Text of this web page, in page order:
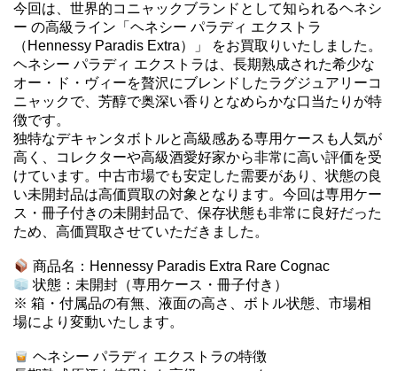
今回は、世界的コニャックブランドとして知られるヘネシ
ー の高級ライン「ヘネシー パラディ エクストラ
（Hennessy Paradis Extra）」 をお買取りいたしました。
ヘネシー パラディ エクストラは、長期熟成された希少な
オー・ド・ヴィーを贅沢にブレンドしたラグジュアリーコ
ニャックで、芳醇で奥深い香りとなめらかな口当たりが特
徴です。
独特なデキャンタボトルと高級感ある専用ケースも人気が
高く、コレクターや高級酒愛好家から非常に高い評価を受
けています。中古市場でも安定した需要があり、状態の良
い未開封品は高価買取の対象となります。今回は専用ケー
ス・冊子付きの未開封品で、保存状態も非常に良好だった
ため、高価買取させていただきました。
商品名：Hennessy Paradis Extra Rare Cognac
状態：未開封（専用ケース・冊子付き）
※ 箱・付属品の有無、液面の高さ、ボトル状態、市場相
場により変動いたします。
ヘネシー パラディ エクストラの特徴